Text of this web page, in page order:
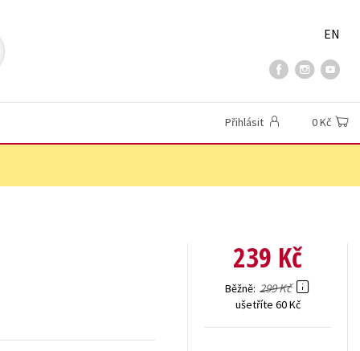
EN
Přihlásit 0 Kč
239 Kč
Běžně 299 Kč
ušetříte 60 Kč